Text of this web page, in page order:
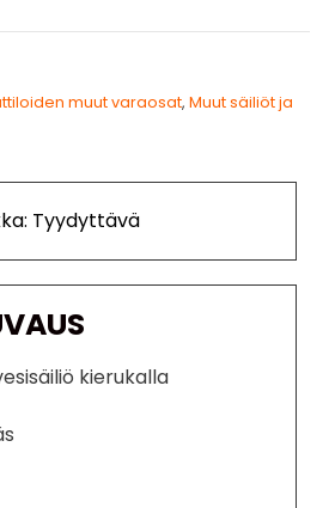
muut varaosat,Muut säiliöt ja
Tyydyttävä
kierukalla